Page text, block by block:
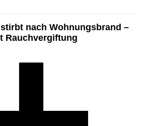
nach Wohnungsbrand –
Rauchvergiftung